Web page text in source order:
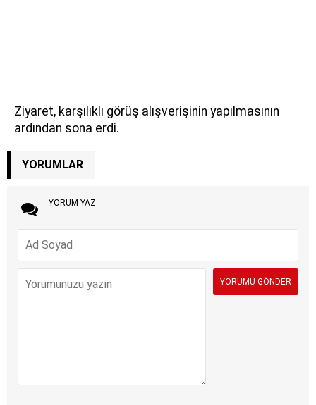
Ziyaret, karşılıklı görüş alışverişinin yapılmasının
ardından sona erdi.
YORUMLAR
YORUM YAZ